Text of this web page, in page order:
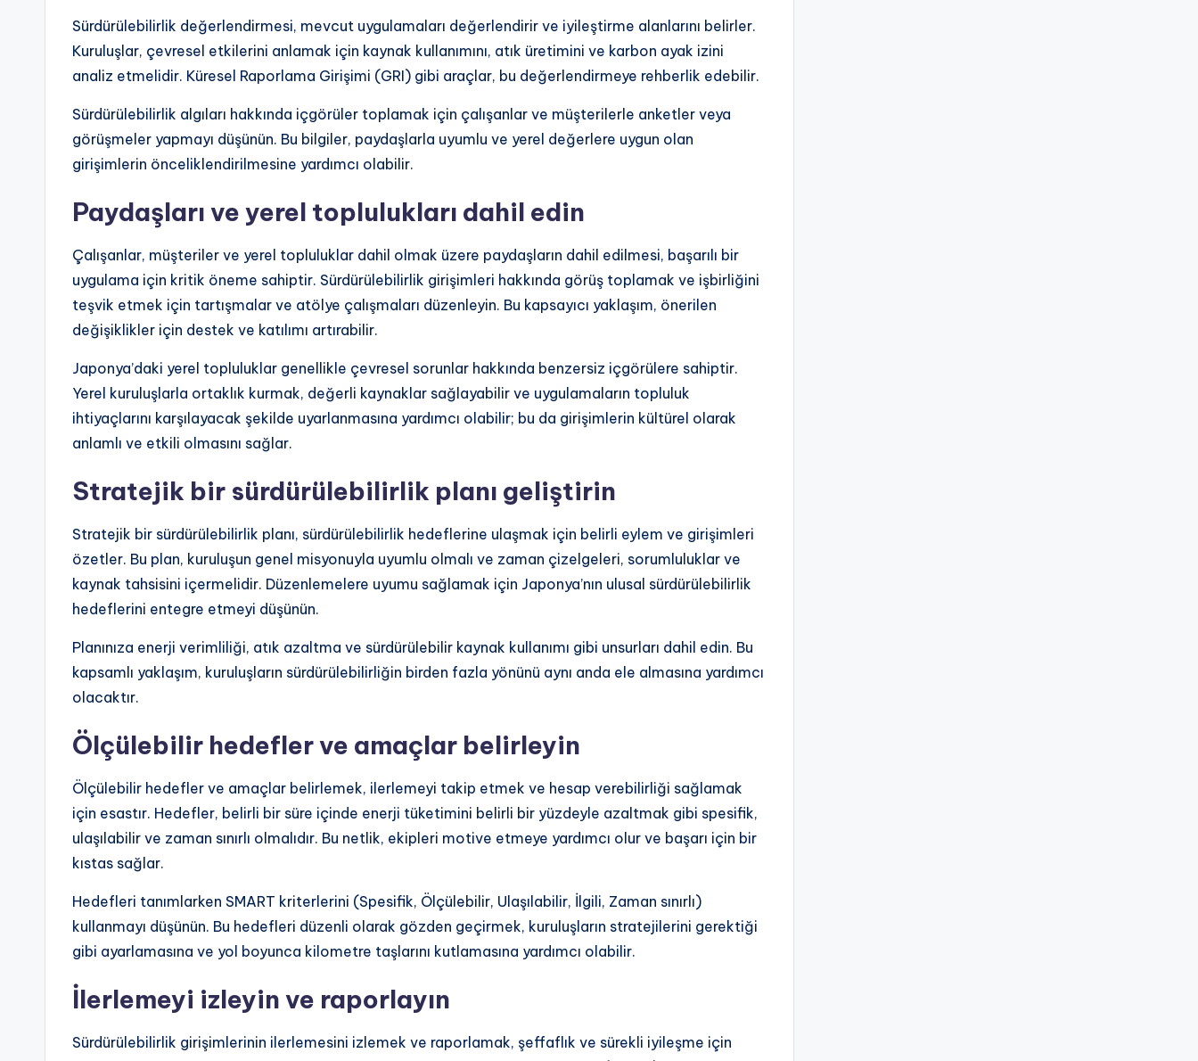
Sürdürülebilirlik değerlendirmesi, mevcut uygulamaları değerlendirir ve iyileştirme alanlarını belirler.
Kuruluşlar, çevresel etkilerini anlamak için kaynak kullanımını, atık üretimini ve karbon ayak izini
analiz etmelidir. Küresel Raporlama Girişimi (GRI) gibi araçlar, bu değerlendirmeye rehberlik edebilir.
Sürdürülebilirlik algıları hakkında içgörüler toplamak için çalışanlar ve müşterilerle anketler veya
görüşmeler yapmayı düşünün. Bu bilgiler, paydaşlarla uyumlu ve yerel değerlere uygun olan
girişimlerin önceliklendirilmesine yardımcı olabilir.
Paydaşları ve yerel toplulukları dahil edin
Çalışanlar, müşteriler ve yerel topluluklar dahil olmak üzere paydaşların dahil edilmesi, başarılı bir
uygulama için kritik öneme sahiptir. Sürdürülebilirlik girişimleri hakkında görüş toplamak ve işbirliğini
teşvik etmek için tartışmalar ve atölye çalışmaları düzenleyin. Bu kapsayıcı yaklaşım, önerilen
değişiklikler için destek ve katılımı artırabilir.
Japonya’daki yerel topluluklar genellikle çevresel sorunlar hakkında benzersiz içgörülere sahiptir.
Yerel kuruluşlarla ortaklık kurmak, değerli kaynaklar sağlayabilir ve uygulamaların topluluk
ihtiyaçlarını karşılayacak şekilde uyarlanmasına yardımcı olabilir; bu da girişimlerin kültürel olarak
anlamlı ve etkili olmasını sağlar.
Stratejik bir sürdürülebilirlik planı geliştirin
Stratejik bir sürdürülebilirlik planı, sürdürülebilirlik hedeflerine ulaşmak için belirli eylem ve girişimleri
özetler. Bu plan, kuruluşun genel misyonuyla uyumlu olmalı ve zaman çizelgeleri, sorumluluklar ve
kaynak tahsisini içermelidir. Düzenlemelere uyumu sağlamak için Japonya’nın ulusal sürdürülebilirlik
hedeflerini entegre etmeyi düşünün.
Planınıza enerji verimliliği, atık azaltma ve sürdürülebilir kaynak kullanımı gibi unsurları dahil edin. Bu
kapsamlı yaklaşım, kuruluşların sürdürülebilirliğin birden fazla yönünü aynı anda ele almasına yardımcı
olacaktır.
Ölçülebilir hedefler ve amaçlar belirleyin
Ölçülebilir hedefler ve amaçlar belirlemek, ilerlemeyi takip etmek ve hesap verebilirliği sağlamak
için esastır. Hedefler, belirli bir süre içinde enerji tüketimini belirli bir yüzdeyle azaltmak gibi spesifik,
ulaşılabilir ve zaman sınırlı olmalıdır. Bu netlik, ekipleri motive etmeye yardımcı olur ve başarı için bir
kıstas sağlar.
Hedefleri tanımlarken SMART kriterlerini (Spesifik, Ölçülebilir, Ulaşılabilir, İlgili, Zaman sınırlı)
kullanmayı düşünün. Bu hedefleri düzenli olarak gözden geçirmek, kuruluşların stratejilerini gerektiği
gibi ayarlamasına ve yol boyunca kilometre taşlarını kutlamasına yardımcı olabilir.
İlerlemeyi izleyin ve raporlayın
Sürdürülebilirlik girişimlerinin ilerlemesini izlemek ve raporlamak, şeffaflık ve sürekli iyileşme için